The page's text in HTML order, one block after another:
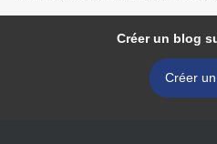
Créer un blog
Créer